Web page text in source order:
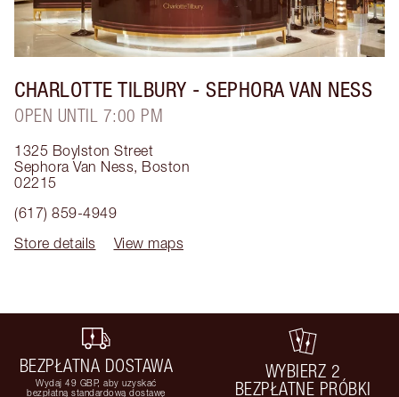
CHARLOTTE TILBURY - SEPHORA VAN NESS
OPEN UNTIL 7:00 PM
1325 Boylston Street
Sephora Van Ness, Boston
02215
(617) 859-4949
Store details
View maps
BEZPŁATNA DOSTAWA
Wydaj 49 GBP, aby uzyskać
bezpłatną standardową dostawę
WYBIERZ 2
BEZPŁATNE PRÓBKI